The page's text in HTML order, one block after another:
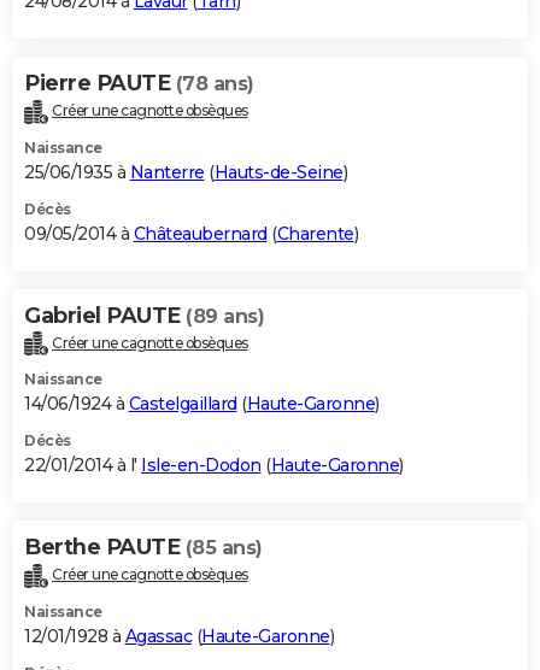
Pierre PAUTE (78 ans)
Créer une cagnotte obsèques
Naissance
25/06/1935 à Nanterre (Hauts-de-Seine)
Décès
09/05/2014 à Châteaubernard (Charente)
Gabriel PAUTE (89 ans)
Créer une cagnotte obsèques
Naissance
14/06/1924 à Castelgaillard (Haute-Garonne)
Décès
22/01/2014 à l' Isle-en-Dodon (Haute-Garonne)
Berthe PAUTE (85 ans)
Créer une cagnotte obsèques
Naissance
12/01/1928 à Agassac(Haute-Garonne)